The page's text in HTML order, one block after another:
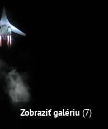
Zobraziť galériu (7)